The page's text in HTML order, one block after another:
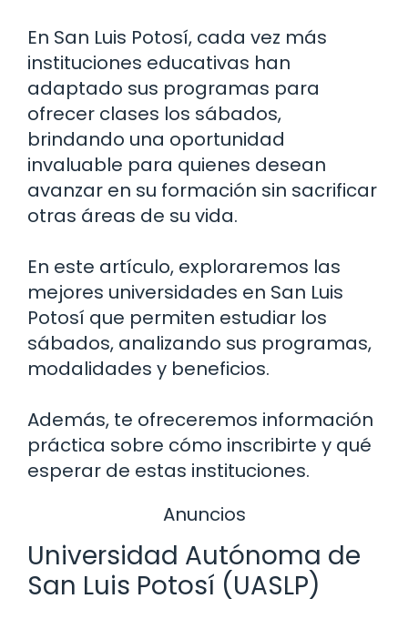
En San Luis Potosí, cada vez más
instituciones educativas han
adaptado sus programas para
ofrecer clases los sábados,
brindando una oportunidad
invaluable para quienes desean
avanzar en su formación sin sacrificar
otras áreas de su vida.
En este artículo, exploraremos las
mejores universidades en San Luis
Potosí que permiten estudiar los
sábados, analizando sus programas,
modalidades y beneficios.
Además, te ofreceremos información
práctica sobre cómo inscribirte y qué
esperar de estas instituciones.
Anuncios
Universidad Autónoma de
San Luis Potosí (UASLP)